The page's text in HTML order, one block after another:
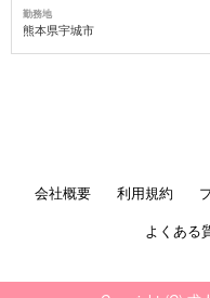
勤務地
熊本県宇城市
会社概要 利用規約
よくある